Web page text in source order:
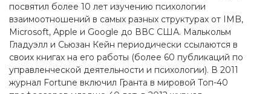
посвятил более 10 лет изучению психологии
взаимоотношений в самых разных структурах от IMB,
Microsoft, Apple и Google до ВВС США. Малькольм
Гладуэлл и Сьюзан Кейн периодически ссылаются в
своих книгах на его работы (более 60 публикаций по
управленческой деятельности и психологии). В 2011
журнал Fortune включил Гранта в мировой Топ-40